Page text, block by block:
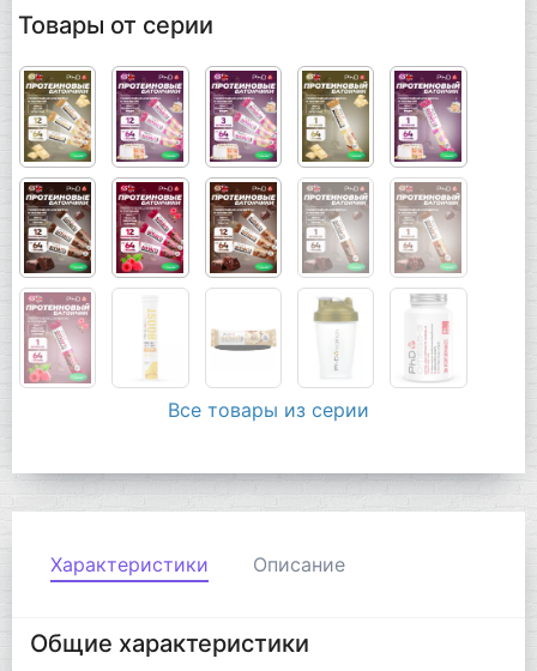
Товары от серии
Все товары из серии
Характеристики Описание
Общие характеристики